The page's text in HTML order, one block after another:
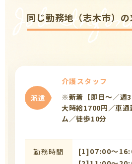
Job
同じ勤務地（志木市）
派遣
介護スタッフ
※新着【即日～／週
大時給1700円／車通
ム／徒歩10分
勤務時間
[1]07:00〜